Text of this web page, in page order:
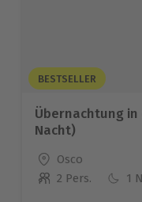
BESTSELLER
Übernachtung in
Nacht)
Standort
Osco
Anzahl der
2 Pers. 1